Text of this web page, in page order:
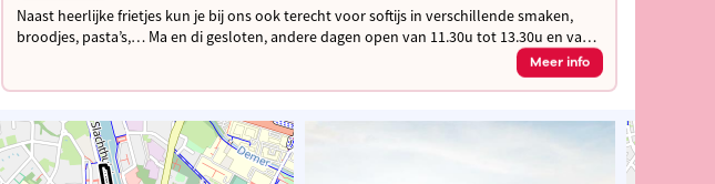
Naast heerlijke frietjes kun je bij ons ook terecht voor softijs in verschillende smaken,
broodjes, pasta’s,… Ma en di gesloten, andere dagen open van 11.30u tot 13.30u en van
Meer info